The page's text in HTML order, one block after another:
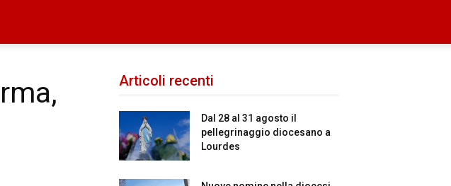
Articoli recenti
Dal 28 al 31 agosto il
pellegrinaggio diocesano a
Lourdes